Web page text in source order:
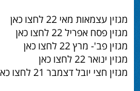
מגזין עצמאות מאי 22 לחצו כאן
מגזין פסח אפריל 22 לחצו כאן
מגזין פב'- מרץ 22 לחצו כאן
מגזין ינואר 22 לחצו כאן
מגזין חצי יובל דצמבר 21 לחצו כאן